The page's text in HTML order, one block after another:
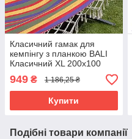
Класичний гамак для
кемпінгу з планкою BALI
Класичний XL 200х100
949 ₴ 1 186,25 ₴
Купити
Подібні товари компанії